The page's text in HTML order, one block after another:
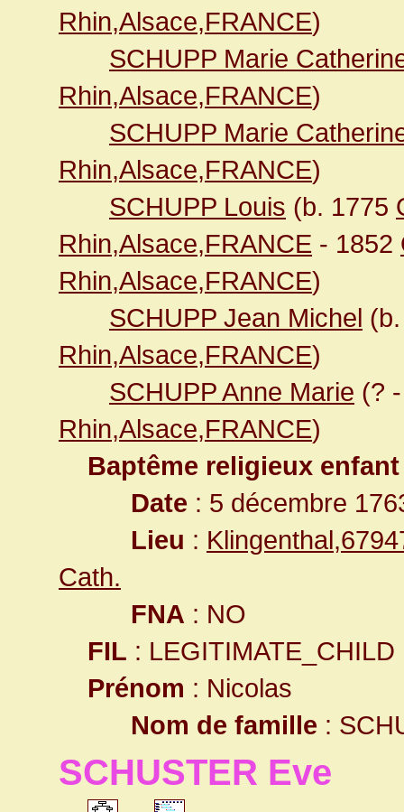
Rhin,Alsace,FRANCE)
SCHUPP Marie
Rhin,Alsace,FRANCE)
SCHUPP Marie
Rhin,Alsace,FRANCE)
SCHUPP Louis (b. 1775
Rhin,Alsace,FRANCE - 1852
Rhin,Alsace,FRANCE)
SCHUPP Jean Michel
Rhin,Alsace,FRANCE)
SCHUPP Anne Marie (?
Rhin,Alsace,FRANCE)
Baptême religieux enfant
Date : 5 décembre
Lieu :
Cath.
FNA : NO
FIL : LEGITIMATE_CHILD
Prénom : Nicolas
Nom de famille :
SCHUSTER Eve